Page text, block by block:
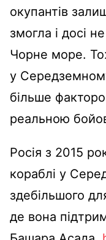
окупантів
змогла і досі
Чорне море.
у
більше
реальною
Росія з 2015
кораблі у
здебільшого
де вона